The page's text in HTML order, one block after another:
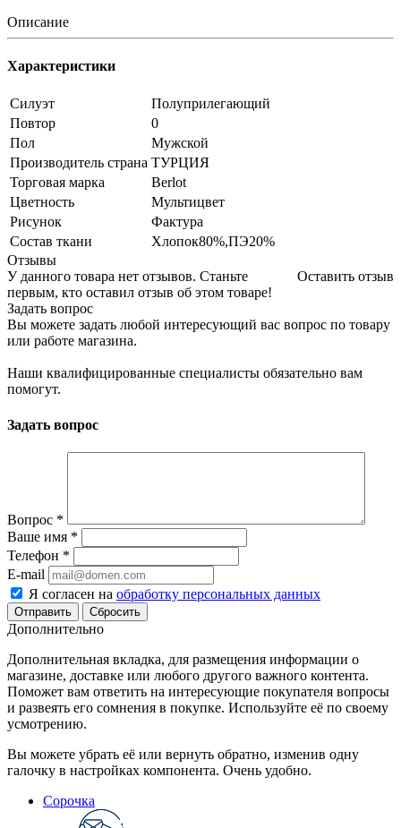
Описание
Характеристики
Силуэт
Полуприлегающий
Повтор
0
Пол
Мужской
Производитель страна ТУРЦИЯ
Торговая марка
Berlot
Цветность
Мультицвет
Рисунок
Фактура
Состав ткани
Хлопок80%,ПЭ20%
Отзывы
Оставить отзыв
У данного товара нет отзывов. Станьте
первым, кто оставил отзыв об этом товаре!
Задать вопрос
Вы можете задать любой интересующий вас вопрос по товару
или работе магазина.
Наши квалифицированные специалисты обязательно вам
помогут.
Задать вопрос
Вопрос *
Ваше имя *
Телефон *
E-mail
Я согласен на обработку персональных данных
Сбросить
Дополнительно
Дополнительная вкладка, для размещения информации о
магазине, доставке или любого другого важного контента.
Поможет вам ответить на интересующие покупателя вопросы
и развеять его сомнения в покупке. Используйте её по своему
усмотрению.
Вы можете убрать её или вернуть обратно, изменив одну
галочку в настройках компонента. Очень удобно.
Сорочка